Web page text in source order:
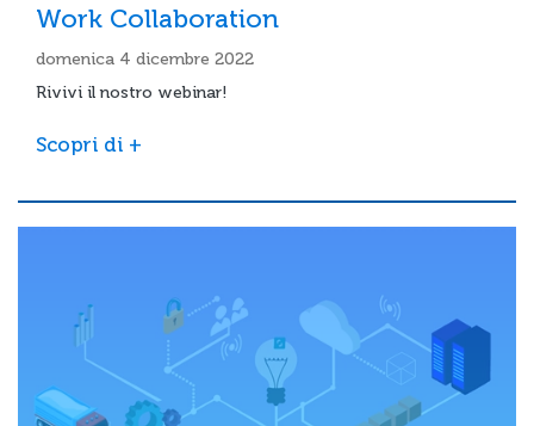
Work Collaboration
domenica 4 dicembre 2022
Rivivi il nostro webinar!
Scopri di +